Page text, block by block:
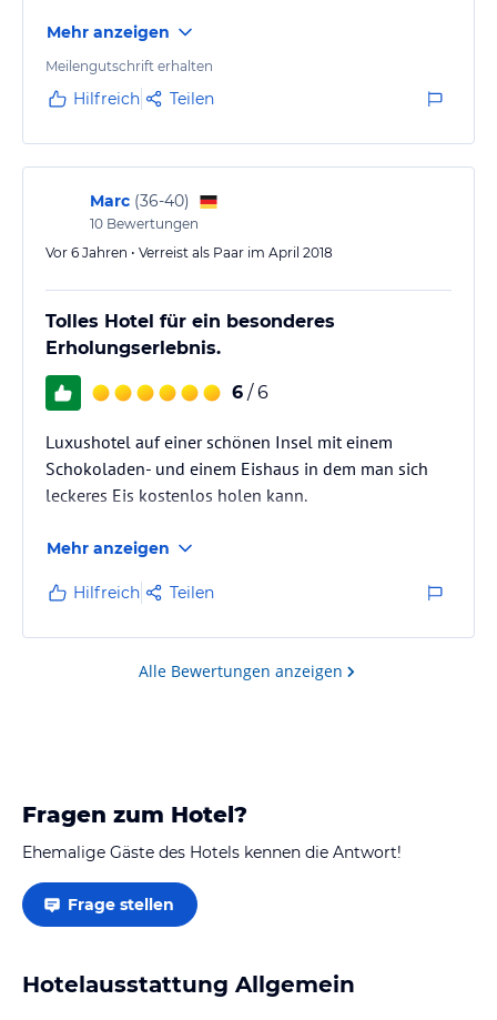
man bewohnen kann.
Wir hatten die Nummer 9. Bilder/Videos sagen mehr
als 1000 Worte.
Angebot, dass Frühstücksbuffet ist riesig und die
Speisen sind im allgemeinen gut.
Das Freizeitangebot ist auch gross und für die
Kleinen steht ein riesiges Kinderparadies
(Kinderkrippe)…
Mehr anzeigen
Meilengutschrift erhalten
Hilfreich Teilen
Marc (36-40)
10 Bewertungen
Vor 6 Jahren • Verreist als Paar im April 2018
Tolles Hotel für ein besonderes
Erholungserlebnis.
6 / 6
Luxushotel auf einer schönen Insel mit einem
Schokoladen- und einem Eishaus in dem man sich
leckeres Eis kostenlos holen kann.
Mehr anzeigen
Hilfreich Teilen
Alle Bewertungen anzeigen
Fragen zum Hotel?
Ehemalige Gäste des Hotels kennen die Antwort!
Frage stellen
Hotelausstattung Allgemein